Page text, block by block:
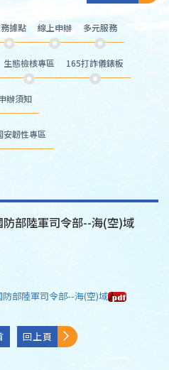
據點 線上申辦 多元服務
生態檢核專區 165打詐儀錶板
辦須知
安韌性專區
部陸軍司令部--海(空)域
部陸軍司令部--海(空)域
回上頁